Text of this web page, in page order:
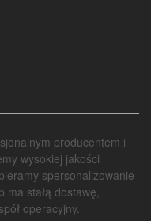
producentem i
wysokiej jakości
spersonalizowanie
ma stałą dostawę,
operacyjny.